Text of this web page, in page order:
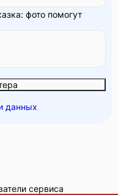
фото помогут
данных
сервиса